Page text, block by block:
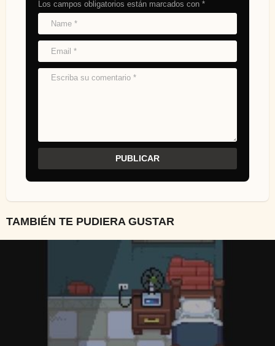
Los campos obligatorios están marcados con *
TAMBIÉN TE PUDIERA GUSTAR